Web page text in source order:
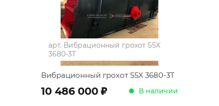
арт. Вибрационный грохот S5X
3680-3Т
Вибрационный грохот S5X 3680-3Т
10 486 000 ; В наличии